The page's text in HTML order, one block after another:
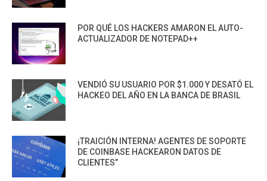
POR QUÉ LOS HACKERS AMARON EL AUTO-
ACTUALIZADOR DE NOTEPAD++
VENDIÓ SU USUARIO POR $1.000 Y DESATÓ EL
HACKEO DEL AÑO EN LA BANCA DE BRASIL
¡TRAICIÓN INTERNA! AGENTES DE SOPORTE
DE COINBASE HACKEARON DATOS DE
CLIENTES”